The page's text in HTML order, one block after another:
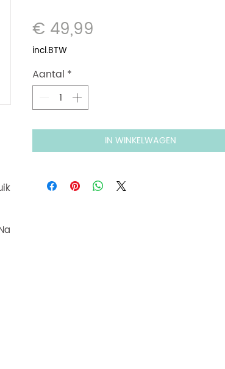
€ 49,99
incl.BTW
Aantal *
IN WINKELWAGEN